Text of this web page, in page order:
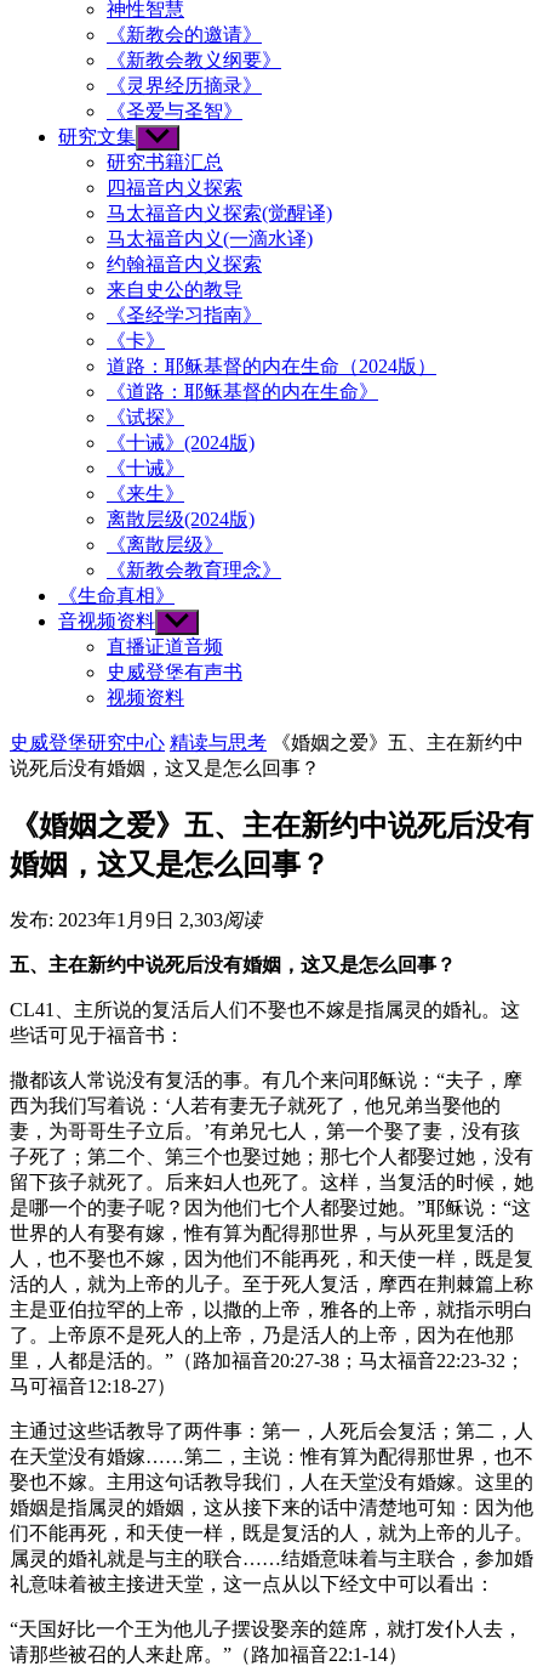
神性智慧
《新教会的邀请》
《新教会教义纲要》
《灵界经历摘录》
《圣爱与圣智》
研究文集 Show
sub
menu
研究书籍汇总
四福音内义探索
马太福音内义探索(觉醒译)
马太福音内义(一滴水译)
约翰福音内义探索
来自史公的教导
《圣经学习指南》
《卡》
道路：耶稣基督的内在生命（2024版）
《道路：耶稣基督的内在生命》
《试探》
《十诫》(2024版)
《十诫》
《来生》
离散层级(2024版)
《离散层级》
《新教会教育理念》
《生命真相》
音视频资料 Show
sub
menu
直播证道音频
史威登堡有声书
视频资料
史威登堡研究中心 精读与思考
《婚姻之爱》五、主在新约中
说死后没有婚姻，这又是怎么回事？
《婚姻之爱》五、主在新约中说死后没有
婚姻，这又是怎么回事？
发布: 2023年1月9日 2,303阅读
五、主在新约中说死后没有婚姻，这又是怎么回事？
CL41、主所说的复活后人们不娶也不嫁是指属灵的婚礼。这
些话可见于福音书：
撒都该人常说没有复活的事。有几个来问耶稣说：“夫子，摩
西为我们写着说：‘人若有妻无子就死了，他兄弟当娶他的
妻，为哥哥生子立后。’有弟兄七人，第一个娶了妻，没有孩
子死了；第二个、第三个也娶过她；那七个人都娶过她，没有
留下孩子就死了。后来妇人也死了。这样，当复活的时候，她
是哪一个的妻子呢？因为他们七个人都娶过她。”耶稣说：“这
世界的人有娶有嫁，惟有算为配得那世界，与从死里复活的
人，也不娶也不嫁，因为他们不能再死，和天使一样，既是复
活的人，就为上帝的儿子。至于死人复活，摩西在荆棘篇上称
主是亚伯拉罕的上帝，以撒的上帝，雅各的上帝，就指示明白
了。上帝原不是死人的上帝，乃是活人的上帝，因为在他那
里，人都是活的。”（路加福音20:27-38；马太福音22:23-32；
马可福音12:18-27）
主通过这些话教导了两件事：第一，人死后会复活；第二，人
在天堂没有婚嫁……第二，主说：惟有算为配得那世界，也不
娶也不嫁。主用这句话教导我们，人在天堂没有婚嫁。这里的
婚姻是指属灵的婚姻，这从接下来的话中清楚地可知：因为他
们不能再死，和天使一样，既是复活的人，就为上帝的儿子。
属灵的婚礼就是与主的联合……结婚意味着与主联合，参加婚
礼意味着被主接进天堂，这一点从以下经文中可以看出：
“天国好比一个王为他儿子摆设娶亲的筵席，就打发仆人去，
请那些被召的人来赴席。”（路加福音22:1-14）